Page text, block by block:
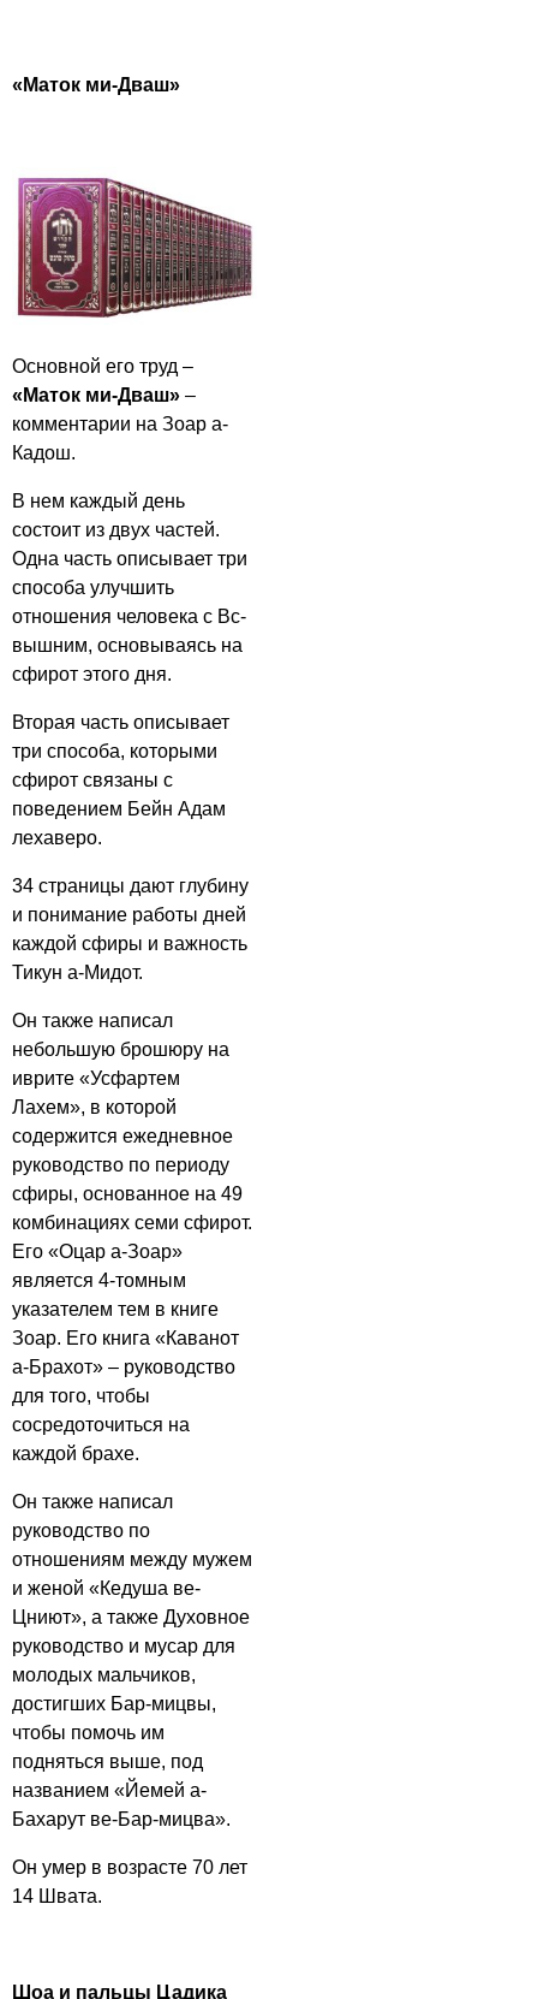
«Маток ми-Дваш»
Основной его труд –
«Маток ми-Дваш» –
комментарии на Зоар а-
Кадош.
В нем каждый день
состоит из двух частей.
Одна часть описывает три
способа улучшить
отношения человека с Вс-
вышним, основываясь на
сфирот этого дня.
Вторая часть описывает
три способа, которыми
сфирот связаны с
поведением Бейн Адам
лехаверо.
34 страницы дают глубину
и понимание работы дней
каждой сфиры и важность
Тикун а-Мидот.
Он также написал
небольшую брошюру на
иврите «Усфартем
Лахем», в которой
содержится ежедневное
руководство по периоду
сфиры, основанное на 49
комбинациях семи сфирот.
Его «Оцар а-Зоар»
является 4-томным
указателем тем в книге
Зоар. Его книга «Каванот
а-Брахот» – руководство
для того, чтобы
сосредоточиться на
каждой брахе.
Он также написал
руководство по
отношениям между мужем
и женой «Кедуша ве-
Цниют», а также Духовное
руководство и мусар для
молодых мальчиков,
достигших Бар-мицвы,
чтобы помочь им
подняться выше, под
названием «Йемей а-
Бахарут ве-Бар-мицва».
Он умер в возрасте 70 лет
14 Швата.
Шоа и пальцы Цадика